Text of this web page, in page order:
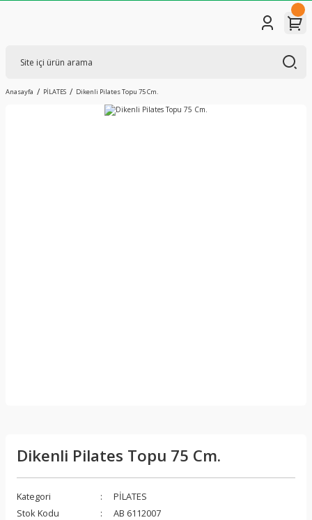
Anasayfa PİLATES Dikenli Pilates Topu 75 Cm.
Dikenli Pilates Topu 75 Cm.
Kategori
PİLATES
Stok Kodu
AB 6112007